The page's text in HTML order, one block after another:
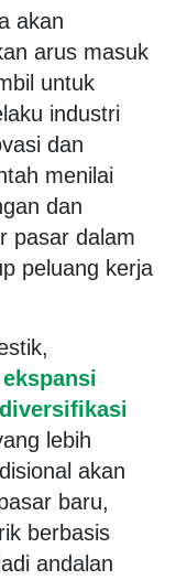
akan
arus masuk
untuk
industri
dan
menilai
dan
pasar dalam
peluang kerja
ekspansi
diversifikasi
lebih
akan
baru,
berbasis
andalan